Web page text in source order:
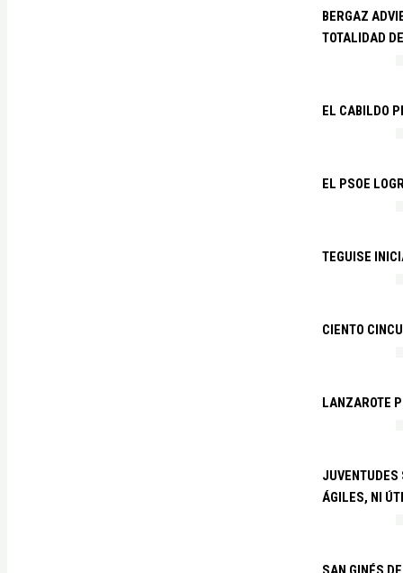
BERGAZ
TOTALIDAD
EL CABILDO
EL PSOE
TEGUISE
CIENTO
LANZAROTE
JUVENTUDES
ÁGILES, NI